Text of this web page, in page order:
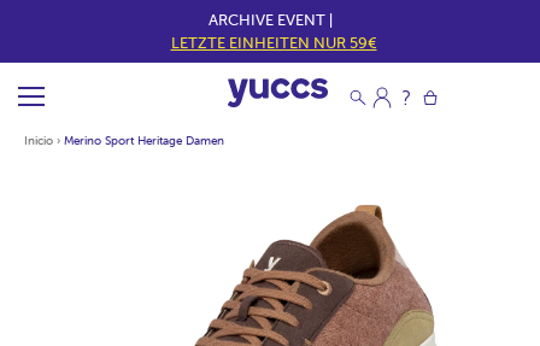
ARCHIVE EVENT |
LETZTE EINHEITEN NUR 59€
Inicio › Merino Sport Heritage Damen